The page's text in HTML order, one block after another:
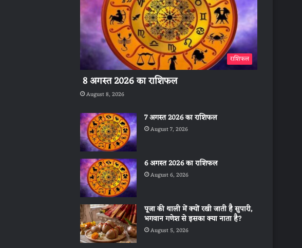
राशिफल
8 अगस्त 2026 का राशिफल
August 8, 2026
7 अगस्त 2026 का राशिफल
August 7, 2026
6 अगस्त 2026 का राशिफल
August 6, 2026
पूजा की थाली में क्यों रखी जाती है सुपारी,
भगवान गणेश से इसका क्या नाता है?
August 5, 2026